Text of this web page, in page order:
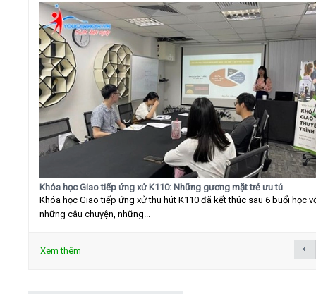
Khóa học Giao tiếp ứng xử K110: Những gương mặt trẻ ưu tú
Khóa học Giao tiếp ứng xử thu hút K110 đã kết thúc sau 6 buổi học
những câu chuyện, những...
Xem thêm